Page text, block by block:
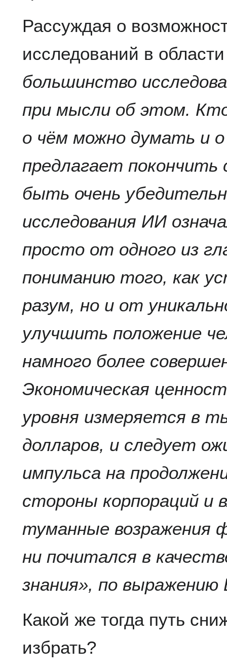
Рассуждая о
исследований в
большинство
при мысли об этом.
о чём можно думать и
предлагает покончить
быть очень
исследования ИИ
просто от одного из
пониманию того, как
разум, но и от
улучшить положение
намного более
Экономическая
уровня измеряется в
долларов, и следует
импульса на
стороны корпораций и
туманные возражения
ни почитался в
знания», по выражению
Какой же тогда путь
избрать?